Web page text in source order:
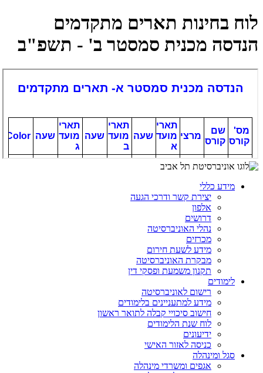
לוח בחינות תארים מתקדמים
הנדסה מכנית סמסטר ב' - תשפ"ב
מידע כללי
יצירת קשר ודרכי הגעה
אלפון
דרושים
נהלי האוניברסיטה
מכרזים
מידע לשעת חירום
מבקרת האוניברסיטה
תקנון משמעת ופסקי דין
לימודים
רישום לאוניברסיטה
מידע למתעניינים בלימודים
חישוב סיכויי קבלה לתואר ראשון
לוח שנת הלימודים
ידיעונים
כניסה לאזור האישי
סגל ומינהלה
אגפים ומשרדי מינהלה